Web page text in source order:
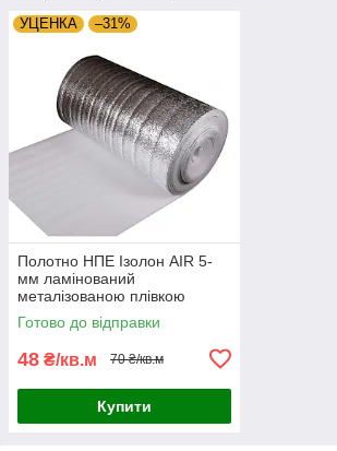
УЦЕНКА –31%
Полотно НПЕ Ізолон AIR 5-
мм ламінований
металізованою плівкою
Уцінка ширина 1 м
Готово до відправки
48 ₴/кв.м 70 ₴/кв.м
Купити